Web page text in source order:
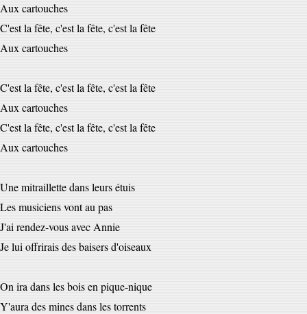
Aux cartouches
C'est la fête, c'est la fête, c'est la fête
Aux cartouches
C'est la fête, c'est la fête, c'est la fête
Aux cartouches
C'est la fête, c'est la fête, c'est la fête
Aux cartouches
Une mitraillette dans leurs étuis
Les musiciens vont au pas
J'ai rendez-vous avec Annie
Je lui offrirais des baisers d'oiseaux
On ira dans les bois en pique-nique
Y'aura des mines dans les torrents